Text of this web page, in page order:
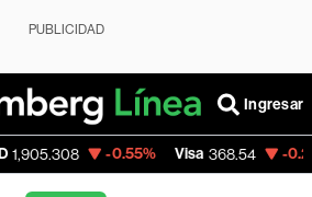
PUBLICIDAD
Ingresar
-0.55% Visa 368.54 -0.28%